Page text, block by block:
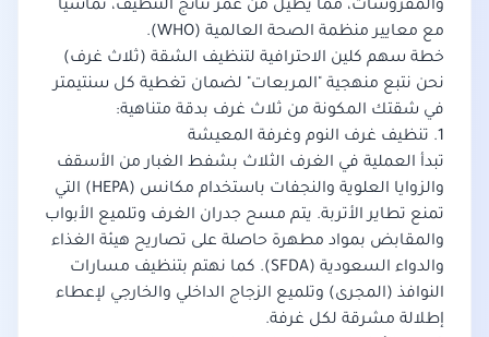
والمفروشات، مما يطيل من عمر نتائج التنظيف، تماشياً
مع معاييرمنظمة الصحة العالمية (WHO)
.
خطة سهم كلين الاحترافية لتنظيف الشقة (ثلاث غرف)
نحن نتبع منهجية "المربعات" لضمان تغطية كل سنتيمتر
في شقتك المكونة من ثلاث غرف بدقة متناهية:
1. تنظيف غرف النوم وغرفة المعيشة
تبدأ العملية في الغرف الثلاث بشفط الغبار من الأسقف
والزوايا العلوية والنجفات باستخدام مكانس (HEPA) التي
تمنع تطاير الأتربة. يتم مسح جدران الغرف وتلميع الأبواب
والمقابض بمواد مطهرة حاصلة على تصاريح هيئة الغذاء
والدواء السعودية (SFDA)
. كما نهتم بتنظيف مسارات
النوافذ (المجرى) وتلميع الزجاج الداخلي والخارجي لإعطاء
إطلالة مشرقة لكل غرفة.